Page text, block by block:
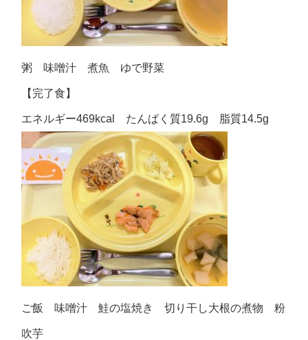
粥 味噌汁 煮魚 ゆで野菜
【完了食】
エネルギー469kcal たんぱく質19.6g 脂質14.5g
ご飯 味噌汁 鮭の塩焼き 切り干し大根の煮物 粉
吹芋